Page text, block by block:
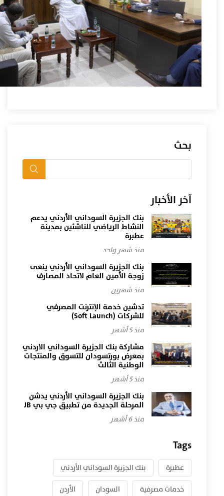
بحث
آخر الأخبار
بنك الجزيرة السوداني الأردني يدعم
النشاط الرياضي للناشئين بمدينة
عطبرة
منذ شهر واحد
​بنك الجزيرة السوداني الأردني ينعى
زوجة الأمين العام لاتحاد المصارف
منذ شهرين
تدشين خدمة الإنترنت المصرفي
للشركات (Soft Launch)
منذ 5 أشهر
مشاركة بنك الجزيرة السوداني الاردني
بمعرض بورتسودان للتسوق والمنتجات
الوطنية الثالث
منذ 5 أشهر
بنك الجزيرة السوداني الأردني يدشن
المرحلة الجديدة من تطبيق جي بي JB
منذ 6 أشهر
Tags
عطبرة
بنك الجزيرة السوداني الأردني
خدمات مصرفية
السودان
الأردن